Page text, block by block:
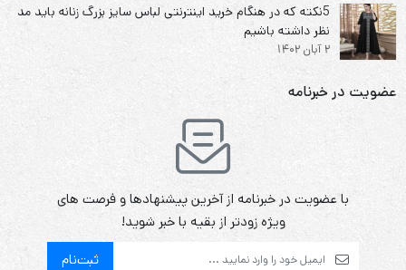
5نکته که در هنگام خرید اینترنتی لباس سایز بزرگ زنانه باید مد
نظر داشته باشیم
2 آبان 1402
عضویت در خبرنامه
با عضویت در خبرنامه از آخرین پیشنهادها و فرصت های
ویژه زودتر از بقیه با خبر شوید!
ثبت‌نام